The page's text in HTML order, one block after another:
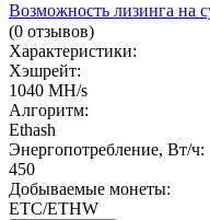
Возможность лизинга на
(0 отзывов)
Характеристики:
Хэшрейт:
1040 MH/s
Алгоритм:
Ethash
Энергопотребление, Вт/ч:
450
Добываемые монеты:
ETC/ETHW